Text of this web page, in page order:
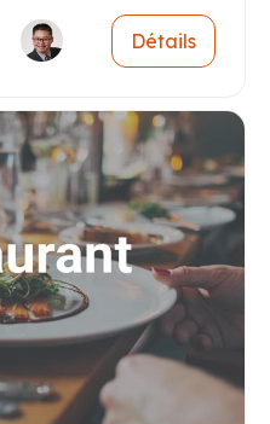
Détails